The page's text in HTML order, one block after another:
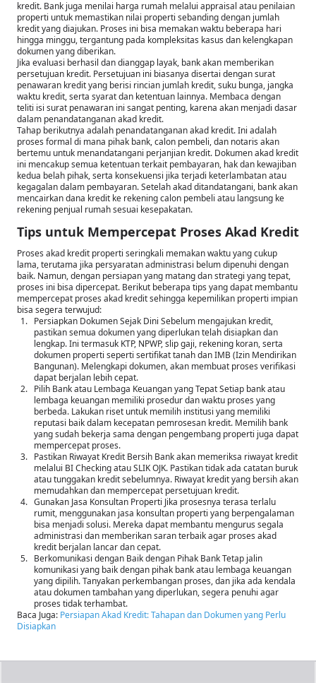
kredit. Bank juga menilai harga rumah melalui appraisal atau penilaian
properti untuk memastikan nilai properti sebanding dengan jumlah
kredit yang diajukan. Proses ini bisa memakan waktu beberapa hari
hingga minggu, tergantung pada kompleksitas kasus dan kelengkapan
dokumen yang diberikan.
Jika evaluasi berhasil dan dianggap layak, bank akan memberikan
persetujuan kredit. Persetujuan ini biasanya disertai dengan surat
penawaran kredit yang berisi rincian jumlah kredit, suku bunga, jangka
waktu kredit, serta syarat dan ketentuan lainnya. Membaca dengan
teliti isi surat penawaran ini sangat penting, karena akan menjadi dasar
dalam penandatanganan akad kredit.
Tahap berikutnya adalah penandatanganan akad kredit. Ini adalah
proses formal di mana pihak bank, calon pembeli, dan notaris akan
bertemu untuk menandatangani perjanjian kredit. Dokumen akad kredit
ini mencakup semua ketentuan terkait pembayaran, hak dan kewajiban
kedua belah pihak, serta konsekuensi jika terjadi keterlambatan atau
kegagalan dalam pembayaran. Setelah akad ditandatangani, bank akan
mencairkan dana kredit ke rekening calon pembeli atau langsung ke
rekening penjual rumah sesuai kesepakatan.
Tips untuk Mempercepat Proses Akad Kredit
Proses akad kredit properti seringkali memakan waktu yang cukup
lama, terutama jika persyaratan administrasi belum dipenuhi dengan
baik. Namun, dengan persiapan yang matang dan strategi yang tepat,
proses ini bisa dipercepat. Berikut beberapa tips yang dapat membantu
mempercepat proses akad kredit sehingga kepemilikan properti impian
bisa segera terwujud:
Persiapkan Dokumen Sejak Dini Sebelum mengajukan kredit,
pastikan semua dokumen yang diperlukan telah disiapkan dan
lengkap. Ini termasuk KTP, NPWP, slip gaji, rekening koran, serta
dokumen properti seperti sertifikat tanah dan IMB (Izin Mendirikan
Bangunan). Melengkapi dokumen, akan membuat proses verifikasi
dapat berjalan lebih cepat.
Pilih Bank atau Lembaga Keuangan yang Tepat Setiap bank atau
lembaga keuangan memiliki prosedur dan waktu proses yang
berbeda. Lakukan riset untuk memilih institusi yang memiliki
reputasi baik dalam kecepatan pemrosesan kredit. Memilih bank
yang sudah bekerja sama dengan pengembang properti juga dapat
mempercepat proses.
Pastikan Riwayat Kredit Bersih Bank akan memeriksa riwayat kredit
melalui BI Checking atau SLIK OJK. Pastikan tidak ada catatan buruk
atau tunggakan kredit sebelumnya. Riwayat kredit yang bersih akan
memudahkan dan mempercepat persetujuan kredit.
Gunakan Jasa Konsultan Properti Jika prosesnya terasa terlalu
rumit, menggunakan jasa konsultan properti yang berpengalaman
bisa menjadi solusi. Mereka dapat membantu mengurus segala
administrasi dan memberikan saran terbaik agar proses akad
kredit berjalan lancar dan cepat.
Berkomunikasi dengan Baik dengan Pihak Bank Tetap jalin
komunikasi yang baik dengan pihak bank atau lembaga keuangan
yang dipilih. Tanyakan perkembangan proses, dan jika ada kendala
atau dokumen tambahan yang diperlukan, segera penuhi agar
proses tidak terhambat.
Baca Juga: Persiapan Akad Kredit: Tahapan dan Dokumen yang Perlu
Disiapkan